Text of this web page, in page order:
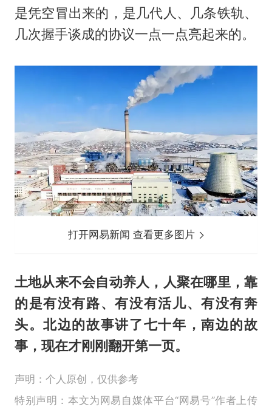
是凭空冒出来的，是几代人、几条铁轨、
几次握手谈成的协议一点一点亮起来的。
打开网易新闻 查看更多图片
土地从来不会自动养人，人聚在哪里，靠
的是有没有路、有没有活儿、有没有奔
头。北边的故事讲了七十年，南边的故
事，现在才刚刚翻开第一页。
声明：个人原创，仅供参考
特别声明：本文为网易自媒体平台“网易号”作者上传